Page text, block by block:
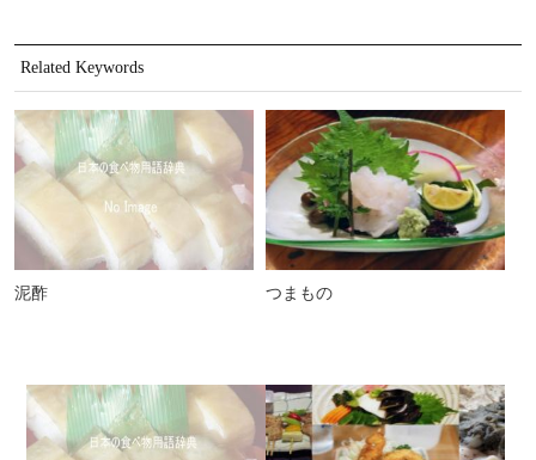
Related Keywords
泥酢 つまもの